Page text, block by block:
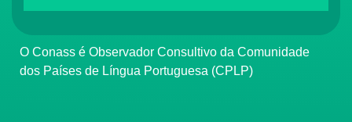
O Conass é Observador Consultivo da Comunidade
dos Países de Língua Portuguesa (CPLP)